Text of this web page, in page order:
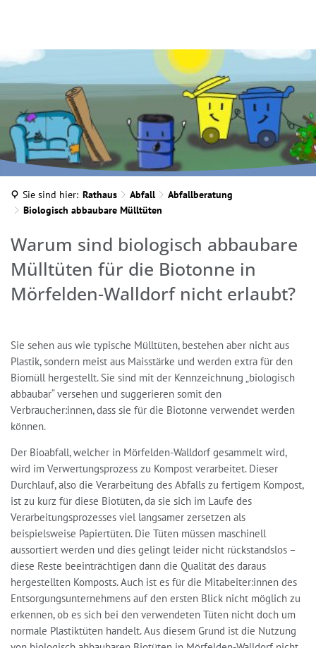
Sie sind hier: Rathaus Abfall
Abfallberatung
Biologisch abbaubare Mülltüten
Warum sind biologisch abbaubare
Mülltüten für die Biotonne in
Mörfelden-Walldorf nicht erlaubt?
Sie sehen aus wie typische Mülltüten, bestehen aber nicht aus
Plastik, sondern meist aus Maisstärke und werden extra für den
Biomüll hergestellt. Sie sind mit der Kennzeichnung „biologisch
abbaubar“ versehen und suggerieren somit den
Verbraucher:innen, dass sie für die Biotonne verwendet werden
können.
Der Bioabfall, welcher in Mörfelden-Walldorf gesammelt wird,
wird im Verwertungsprozess zu Kompost verarbeitet. Dieser
Durchlauf, also die Verarbeitung des Abfalls zu fertigem Kompost,
ist zu kurz für diese Biotüten, da sie sich im Laufe des
Verarbeitungsprozesses viel langsamer zersetzen als
beispielsweise Papiertüten. Die Tüten müssen maschinell
aussortiert werden und dies gelingt leider nicht rückstandslos –
diese Reste beeinträchtigen dann die Qualität des daraus
hergestellten Komposts. Auch ist es für die Mitabeiter:innen des
Entsorgungsunternehmens auf den ersten Blick nicht möglich zu
erkennen, ob es sich bei den verwendeten Tüten nicht doch um
normale Plastiktüten handelt. Aus diesem Grund ist die Nutzung